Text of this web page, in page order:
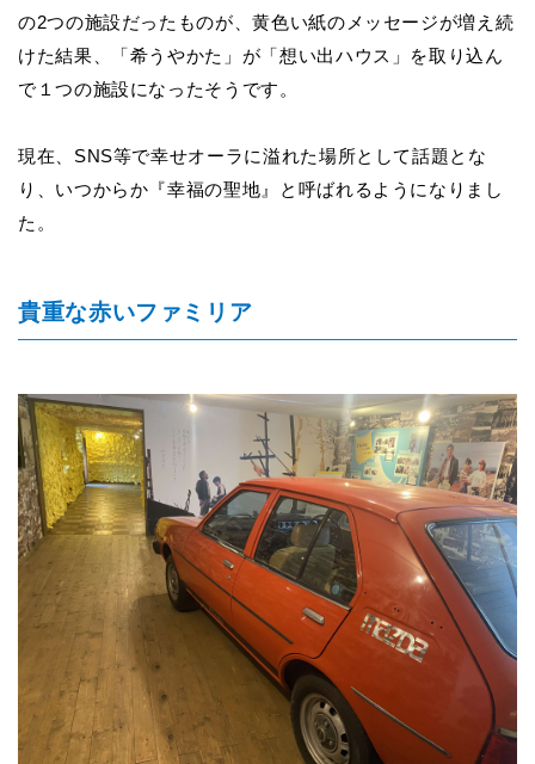
の2つの施設だったものが、黄色い紙のメッセージが増え続
けた結果、「希うやかた」が「想い出ハウス」を取り込ん
で１つの施設になったそうです。
現在、SNS等で幸せオーラに溢れた場所として話題とな
り、いつからか『幸福の聖地』と呼ばれるようになりまし
た。
貴重な赤いファミリア